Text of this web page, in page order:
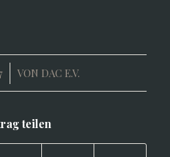
VON DAC E.V.
teilen